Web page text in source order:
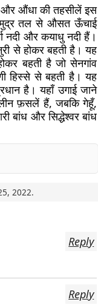
और औंधा की तहसीलें इस
समुद्र तल से औसत ऊँचाई
नदी और कयाधु नदी हैं।
से होकर बहती है। यह
बहती है जो सेनगांव
हिस्से से बहती है। यह
है। यहाँ उगाई जाने
फ़सलें हैं, जबकि गेहूँ,
बांध और सिद्धेश्वर बांध
2022.
Reply
Reply